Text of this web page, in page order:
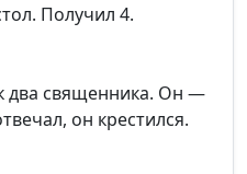
Получил 4.
два священника. Он —
он крестился.